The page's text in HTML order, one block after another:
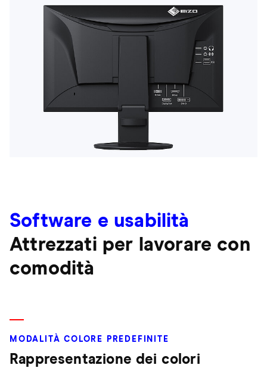
Software e usabilità
Attrezzati per lavorare con
comodità
MODALITÀ COLORE PREDEFINITE
Rappresentazione dei colori